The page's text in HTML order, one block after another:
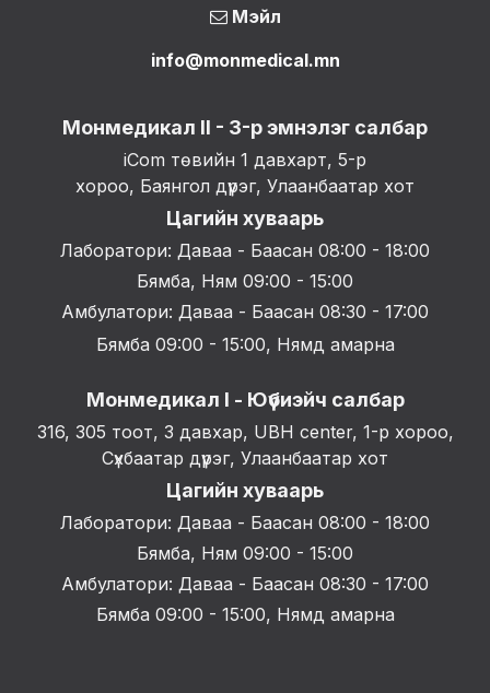
Мэйл
info@monmedical.mn
Монмедикал II - 3-р эмнэлэг салбар
iCom төвийн 1 давхарт, 5-р
хороо, Баянгол дүүрэг, Улаанбаатар хот
Цагийн хуваарь
Лаборатори: Даваа - Баасан 08:00 - 18:00
Бямба, Ням 09:00 - 15:00
Амбулатори: Даваа - Баасан 08:30 - 17:00
Бямба 09:00 - 15:00, Нямд амарна
Монмедикал I - Юүбиэйч салбар
316, 305 тоот, 3 давхар, UBH center, 1-р хороо,
Сүхбаатар дүүрэг, Улаанбаатар хот
Цагийн хуваарь
Лаборатори: Даваа - Баасан 08:00 - 18:00
Бямба, Ням 09:00 - 15:00
Амбулатори: Даваа - Баасан 08:30 - 17:00
Бямба 09:00 - 15:00, Нямд амарна